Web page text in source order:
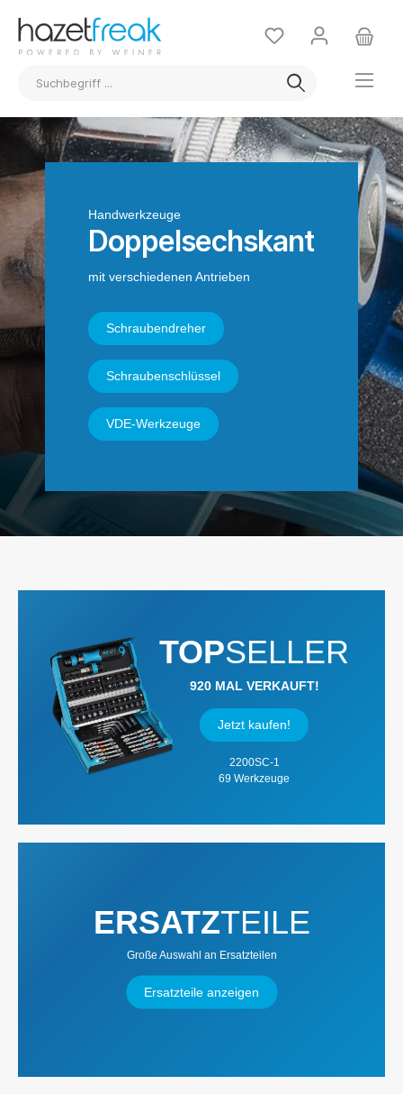
Handwerkzeuge
Doppelsechskant
mit verschiedenen Antrieben
Schraubendreher
Schraubenschlüssel
VDE-Werkzeuge
TOPSELLER
920 MAL VERKAUFT!
Jetzt kaufen!
2200SC-1
69 Werkzeuge
ERSATZTEILE
Große Auswahl an Ersatzteilen
Ersatzteile anzeigen